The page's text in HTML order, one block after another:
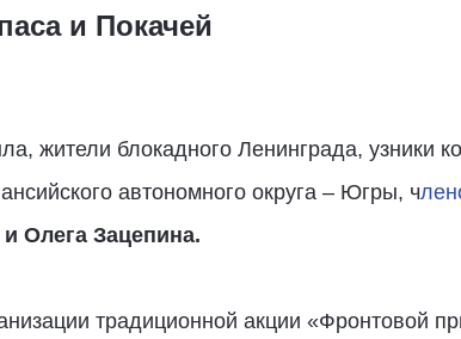
и Покачей
жители блокадного Ленинграда, узники
автономного округа – Югры, ч
Олега Зацепина.
традиционной акции «Фронтовой